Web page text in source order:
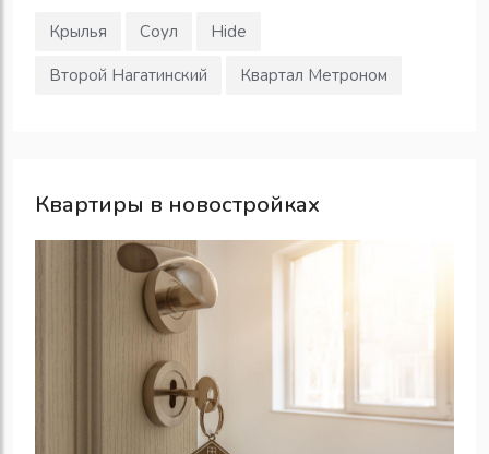
Крылья Соул
Hide
Второй Нагатинский
Квартал Метроном
Квартиры в новостройках